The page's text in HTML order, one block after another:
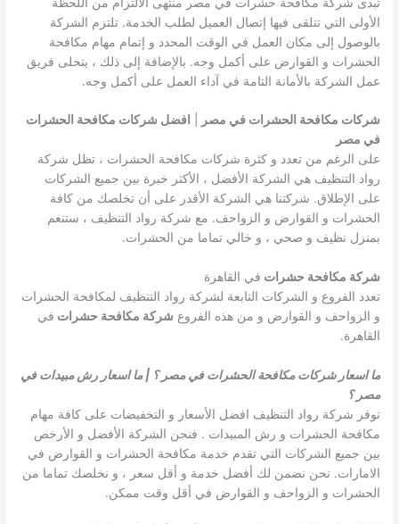
الأولى التي تتلقى فيها إتصال العميل لطلب الخدمة. تلتزم الشركة
بالوصول إلى مكان العمل في الوقت المحدد و إتمام مهام مكافحة
الحشرات و القوارض على أكمل وجه. بالإضافة إلى ذلك ، يتحلى فريق
عمل الشركة بالأمانة التامة في آداء العمل على أكمل وجه.
شركات مكافحة الحشرات في مصر
افضل شركات مكافحة الحشرات
في مصر
على الرغم من تعدد و كثرة شركات مكافحة الحشرات ، تظل شركة
رواد التنظيف هي الشركة الأفضل ، الأكثر خبرة بين جميع الشركات
على الإطلاق. شركتنا هي الشركة الأقدر على أن تخلصك من كافة
الحشرات و القوارض و الزواحف. مع شركة رواد التنظيف ، ستنعم
بمنزل نظيف و صحي ، و خالي تماما من الحشرات.
شركة مكافحة حشرات في القاهرة
تعدد الفروع و الشركات التابعة لشركة رواد التنظيف لمكافحة الحشرات
و الزواحف و القوارض و من هذه الفروع شركة مكافحة حشرات في
القاهرة.
ما اسعار شركات مكافحة الحشرات في مصر ؟ | ما اسعار رش مبيدات في
مصر ؟
توفر شركة رواد التنظيف افضل الأسعار و التخفيضات على كافة مهام
مكافحة الحشرات و رش المبيدات . فنحن الشركة الأفضل و الأرخص
بين جميع الشركات التي تقدم خدمة مكافحة الحشرات و القوارض في
الامارات. نحن نضمن لك أفضل خدمة و أقل سعر ، و نخلصك تماما من
الحشرات و الزواحف و القوارض في أقل وقت ممكن.